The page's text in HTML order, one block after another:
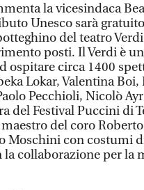
la vicesindaca
Unesco sarà
del teatro
posti. Il Verdi è
ospitare circa 1400
Lokar, Valentina Boi,
Pecchioli, Nicolò
del Festival Puccini di
del coro
Moschini con costumi
collaborazione per la